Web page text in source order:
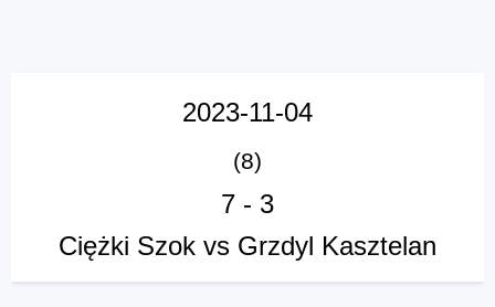
2023-11-04
(8)
7 - 3
Ciężki Szok vs Grzdyl Kasztelan